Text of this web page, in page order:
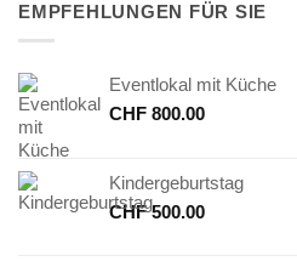
EMPFEHLUNGEN FÜR SIE
Eventlokal mit Küche
CHF 800.00
Kindergeburtstag
CHF500.00